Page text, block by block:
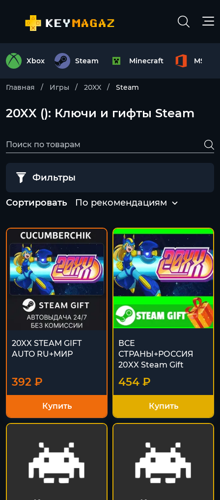
Xbox Steam Minecraft MS
Главная Игры 20XX Steam
20XX (): Ключи и гифты Steam
Фильтры
Сортировать По рекомендациям
20XX STEAM GIFT
AUTO RU+МИР
392 ₽
Купить
ВСЕ
СТРАНЫ+РОССИЯ
20XX Steam Gift
454 ₽
Купить